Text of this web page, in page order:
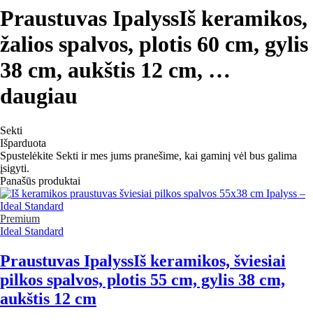
Praustuvas IpalyssIš keramikos,
žalios spalvos, plotis 60 cm, gylis
38 cm, aukštis 12 cm, …
daugiau
Sekti
Išparduota
Spustelėkite Sekti ir mes jums pranešime, kai gaminį vėl bus galima
įsigyti.
Panašūs produktai
Premium
Ideal Standard
Praustuvas IpalyssIš keramikos, šviesiai
pilkos spalvos, plotis 55 cm, gylis 38 cm,
aukštis 12 cm